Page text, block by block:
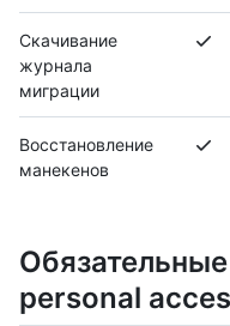
Скачивание
журнала
миграции
Восстановление
манекенов
personal